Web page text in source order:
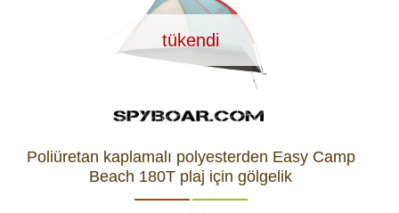
tükendi
Poliüretan kaplamalı polyesterden Easy Camp
Beach 180T plaj için gölgelik